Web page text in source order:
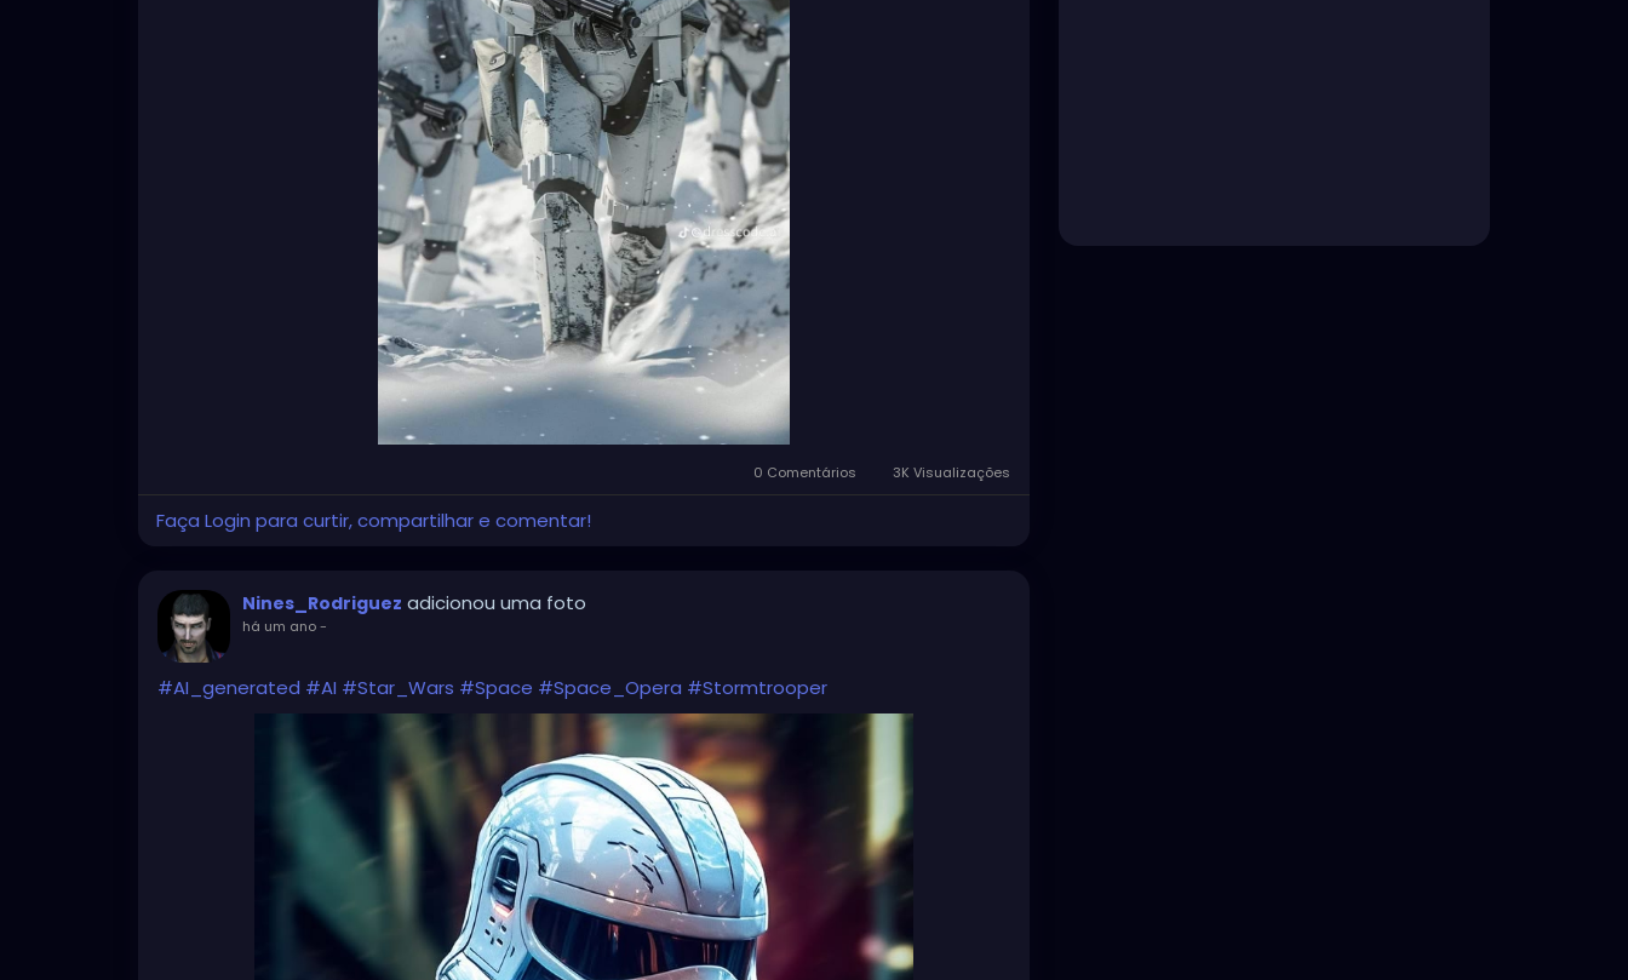
0 Comentários 3K Visualizações
Faça Login para curtir, compartilhar e comentar!
Nines_Rodriguez adicionou uma foto
há um ano-
#AI_generated #AI #Star_Wars #Space #Space_Opera #Stormtrooper